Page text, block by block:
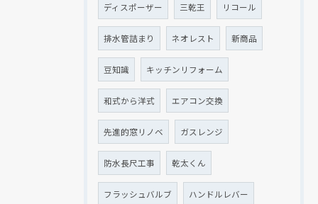
ディスポーザー 三乾王 リコール
排水管詰まり ネオレスト 新商品
豆知識 キッチンリフォーム
和式から洋式 エアコン交換
先進的窓リノベ ガスレンジ
防水長尺工事 乾太くん
フラッシュバルブ ハンドルレバー